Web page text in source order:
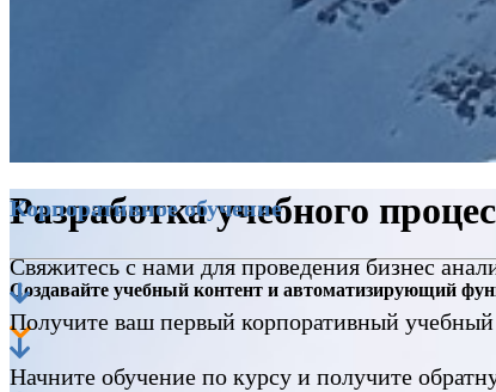
Разработка учебного
Создавайте учебный контент и автоматизирующий
Корпоративное обучение
Свяжитесь с нами для проведения бизнес
Получите ваш первый корпоративный
Начните обучение по курсу и получите